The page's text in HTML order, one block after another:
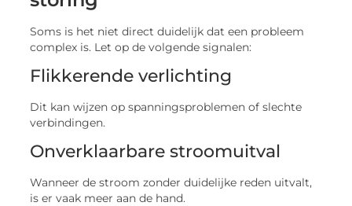
Soms is het niet direct duidelijk dat een probleem
complex is. Let op de volgende signalen:
Flikkerende verlichting
Dit kan wijzen op spanningsproblemen of slechte
verbindingen.
Onverklaarbare stroomuitval
Wanneer de stroom zonder duidelijke reden uitvalt,
is er vaak meer aan de hand.